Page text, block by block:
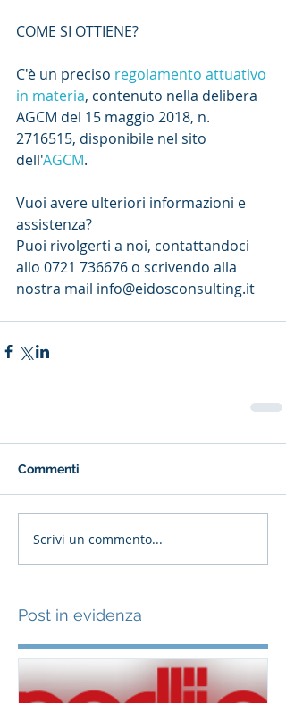
COME SI OTTIENE?
C'è un preciso regolamento attuativo
in materia, contenuto nella delibera
AGCM del 15 maggio 2018, n.
2716515, disponibile nel sito
dell'AGCM.
Vuoi avere ulteriori informazioni e
assistenza?
Puoi rivolgerti a noi, contattandoci
allo 0721 736676 o scrivendo alla
nostra mail info@eidosconsulting.it
Commenti
Scrivi un commento...
Post in evidenza